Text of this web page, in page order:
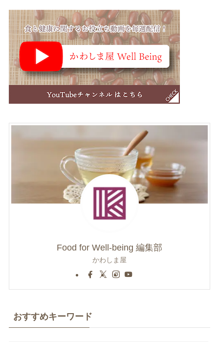
Food for Well-being 編集部
かわしま屋
おすすめキーワード